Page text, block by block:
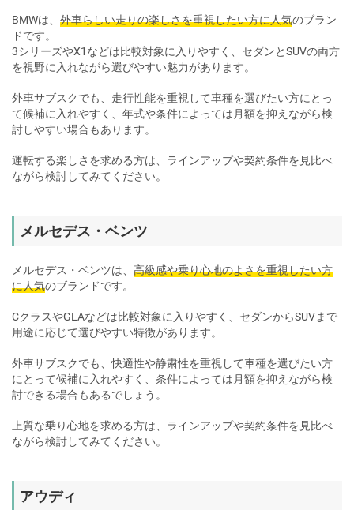
BMWは、 外車らしい走りの楽しさを重視したい方に人気のブラン
ドです。
3シリーズやX1などは比較対象に入りやすく、セダンとSUVの両方
を視野に入れながら選びやすい魅力があります。
外車サブスクでも、走行性能を重視して車種を選びたい方にとっ
て候補に入れやすく、年式や条件によっては月額を抑えながら検
討しやすい場合もあります。
運転する楽しさを求める方は、ラインアップや契約条件を見比べ
ながら検討してみてください。
メルセデス・ベンツ
メルセデス・ベンツは、 高級感や乗り心地のよさを重視したい方
に人気のブランドです。
CクラスやGLAなどは比較対象に入りやすく、セダンからSUVまで
用途に応じて選びやすい特徴があります。
外車サブスクでも、快適性や静粛性を重視して車種を選びたい方
にとって候補に入れやすく、条件によっては月額を抑えながら検
討できる場合もあるでしょう。
上質な乗り心地を求める方は、ラインアップや契約条件を見比べ
ながら検討してみてください。
アウディ